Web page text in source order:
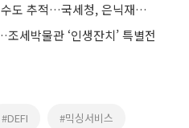
세금 안 내고 해외 간 프로선수도 추적…국세청, 은닉재산 339억원 환수
세박물관 ‘인생잔치’ 특별전
#DEFI #믹싱서비스